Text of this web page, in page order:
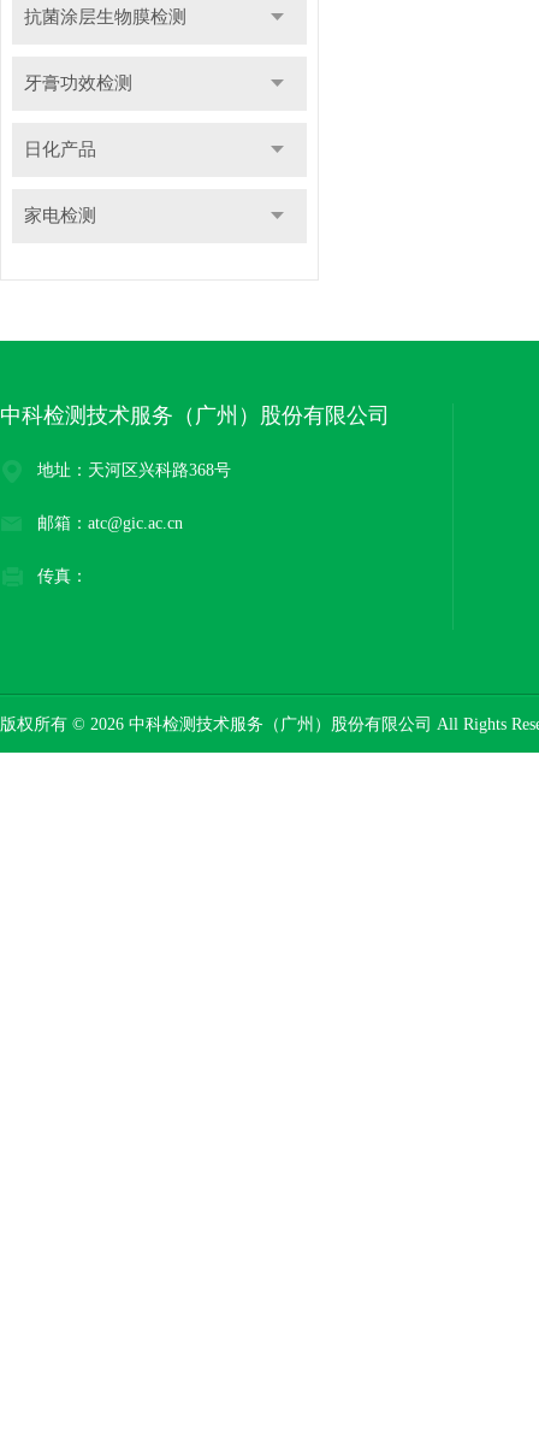
抗菌涂层生物膜检测
牙膏功效检测
日化产品
家电检测
中科检测技术服务（广州）股份有限公司
地址：天河区兴科路368号
邮箱：atc@gic.ac.cn
传真：
版权所有 © 2026 中科检测技术服务（广州）股份有限公司 All Rights